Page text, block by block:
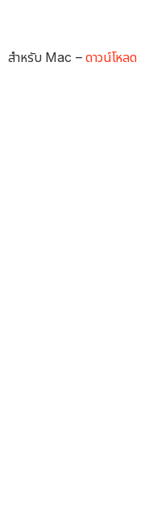
สำหรับ Mac –ดาวน์โหลด